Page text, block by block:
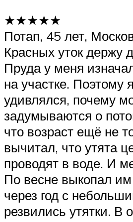
★★★★★
Потап, 45 лет,
Красных уток держу
Пруда у меня
на участке. Поэтому
удивлялся, почему
задумываются о
что возраст ещё не
вычитал, что утята
проводят в воде. И
По весне выкопал им
через год с
резвились утятки. В